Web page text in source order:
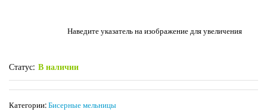
Наведите указатель на изображение для увеличения
Статус: В наличии
Категории:Бисерные мельницы